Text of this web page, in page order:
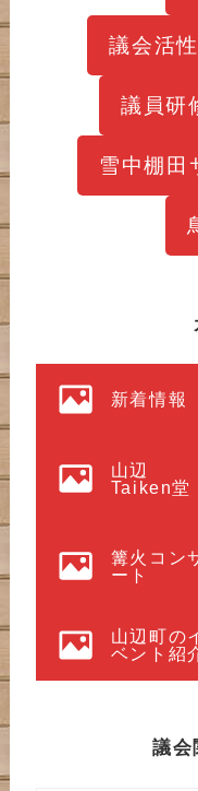
議会活
議員研
雪中棚田
新着情報
山辺
Taiken堂
篝火コン
ート
山辺町の
ベント紹
議会